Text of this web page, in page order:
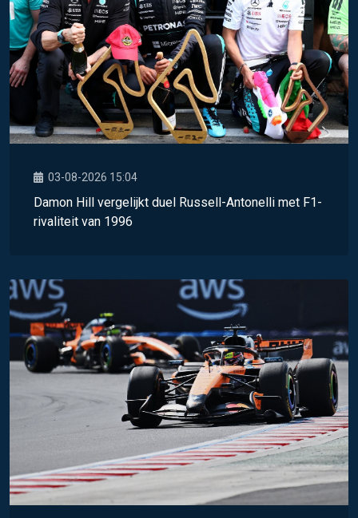
03-08-2026 15:04
Damon Hill vergelijkt duel Russell-Antonelli met F1-
rivaliteit van 1996